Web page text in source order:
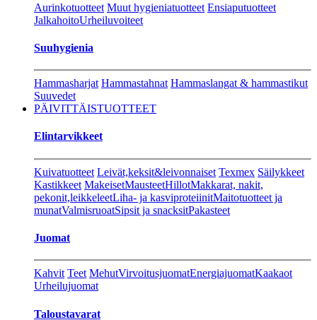
Aurinkotuotteet Muut hygieniatuotteet Ensiaputuotteet
JalkahoitoUrheiluvoiteet
Suuhygienia
Hammasharjat Hammastahnat Hammaslangat & hammastikut
Suuvedet
PÄIVITTÄISTUOTTEET
Elintarvikkeet
Kuivatuotteet Leivät,keksit&leivonnaiset Texmex Säilykkeet
Kastikkeet MakeisetMausteetHillotMakkarat, nakit,
pekonit,leikkeleetLiha- ja kasviproteiinitMaitotuotteet ja
munatValmisruoatSipsit ja snacksitPakasteet
Juomat
Kahvit Teet MehutVirvoitusjuomatEnergiajuomatKaakaot
Urheilujuomat
Taloustavarat